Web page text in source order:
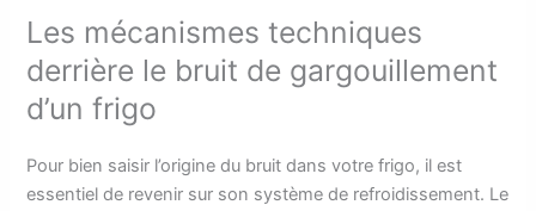
Les mécanismes techniques
derrière le bruit de gargouillement
d’un frigo
Pour bien saisir l’origine du bruit dans votre frigo, il est
essentiel de revenir sur son système de refroidissement. Le